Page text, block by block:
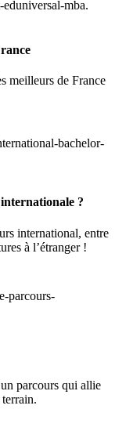
meilleurs de France
?
international, entre
à l’étranger !
parcours qui allie